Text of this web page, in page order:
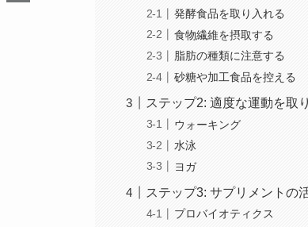
発酵食品を取り入れる
食物繊維を摂取する
脂肪の種類に注意する
砂糖や加工食品を控える
ステップ2: 適度な運動を取
ウォーキング
水泳
ヨガ
ステップ3: サプリメントの
プロバイオティクス